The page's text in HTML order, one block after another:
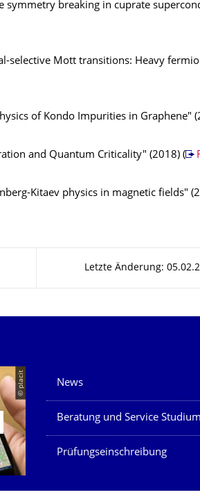
symmetry breaking in cuprate
selective Mott transitions: Heavy
of Kondo Impurities in Graphene"
and Quantum Criticality" (2018) (
Kitaev physics in magnetic fields"
Letzte Änderung:
© placit Unsere Dienste
News
Beratung und Service Studium
Prüfungseinschreibung